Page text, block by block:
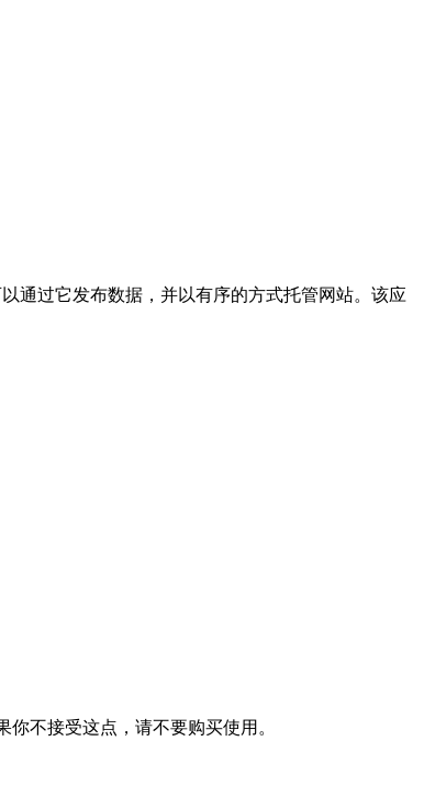
通过它发布数据，并以有序的方式托管网站。该应
不接受这点，请不要购买使用。